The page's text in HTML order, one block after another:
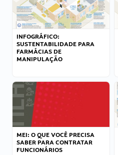
INFOGRÁFICO:
SUSTENTABILIDADE PARA
FARMÁCIAS DE
MANIPULAÇÃO
MEI: O QUE VOCÊ PRECISA
SABER PARA CONTRATAR
FUNCIONÁRIOS